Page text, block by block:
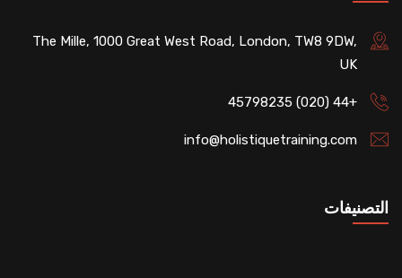
The Mille, 1000 Great West Road, London, TW8 9DW,
UK
+44 (020) 45798235
info@holistiquetraining.com
التصنيفات